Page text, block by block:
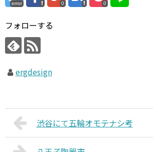
error 0 0
フォローする
ergdesign
渋谷にて五輪オモテナシ考